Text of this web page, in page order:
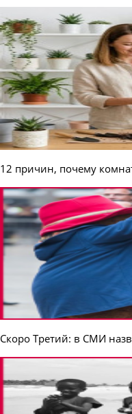
12 причин, почему
Скоро Третий: в СМИ